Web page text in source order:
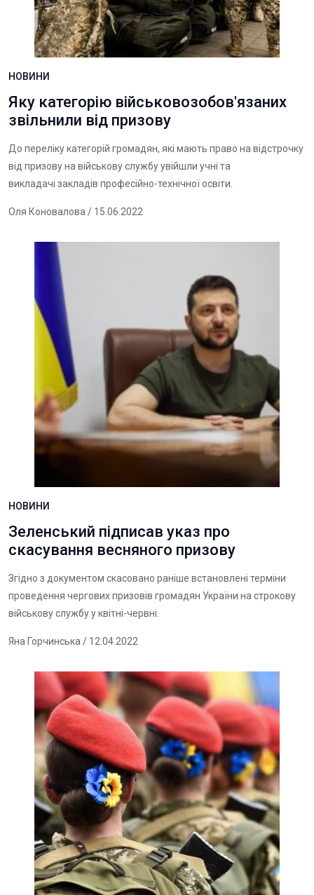
НОВИНИ
Яку категорію військовозобов'язаних
звільнили від призову
До переліку категорій громадян, які мають право на відстрочку
від призову на військову службу увійшли учні та
викладачі закладів професійно-технічної освіти.
Оля Коновалова / 15.06.2022
НОВИНИ
Зеленський підписав указ про
скасування весняного призову
Згідно з документом скасовано раніше встановлені терміни
проведення чергових призовів громадян України на строкову
військову службу у квітні-червні.
Яна Горчинська / 12.04.2022